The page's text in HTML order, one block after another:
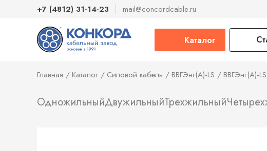
+7 (4812) 31-14-23 mail@concordcable.ru
Каталог
Главная Каталог Силовой кабель ВВГЭнг(А)-LS ВВГЭнг(А)-
ОдножильныйДвужильныйТрехжильный